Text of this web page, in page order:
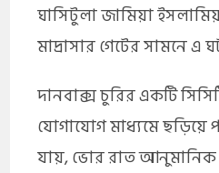
ঘাসিটুলা জামিয়া
মাদ্রাসার গেটের সামনে এ
দানবাক্স চুরির একটি
যোগাযোগ মাধ্যমে ছড়িয়ে
যায়, ভোর রাত আনুমানিক